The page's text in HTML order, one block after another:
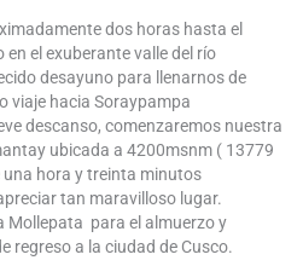
dos horas hasta el
el exuberante valle del río
desayuno para llenarnos de
viaje hacia Soraypampa
descanso, comenzaremos nuestra
ubicada a 4200msnm ( 13779
una hora y treinta minutos
tan maravilloso lugar.
Mollepata para el almuerzo y
regreso a la ciudad de Cusco.